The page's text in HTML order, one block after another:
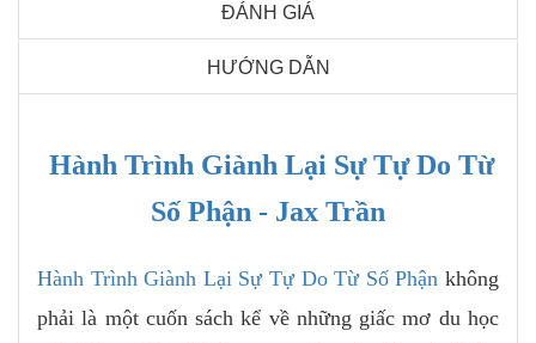
ĐÁNH GIÁ
HƯỚNG DẪN
Hành Trình Giành Lại Sự Tự Do Từ
Số Phận - Jax Trần
Hành Trình Giành Lại Sự Tự Do Từ Số Phận không
phải là một cuốn sách kể về những giấc mơ du học